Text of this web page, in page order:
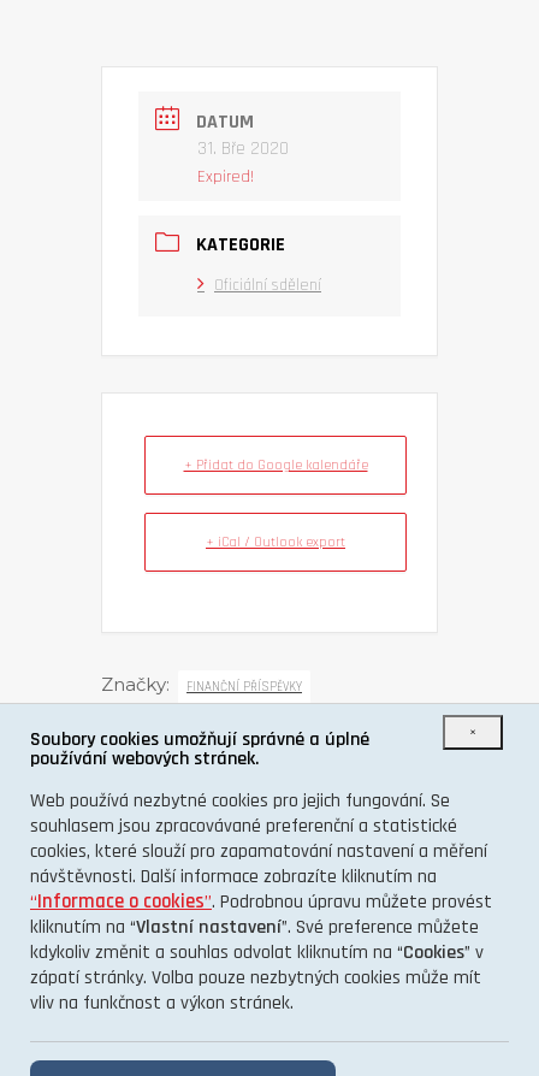
DATUM
31. Bře 2020
Expired!
KATEGORIE
Oficiální sdělení
+ Přidat do Google kalendáře
+ iCal / Outlook export
Značky: FINANČNÍ PŘÍSPĚVKY
SDÍLET TUTO UDÁLOST
O PROJEKTU
KONTAKT
×
Soubory cookies umožňují správné a úplné
používání webových stránek.
Web používá nezbytné cookies pro jejich fungování. Se
souhlasem jsou zpracovávané preferenční a statistické
cookies, které slouží pro zapamatování nastavení a měření
návštěvnosti. Další informace zobrazíte kliknutím na
“Informace o cookies”. Podrobnou úpravu můžete provést
kliknutím na “Vlastní nastavení”. Své preference můžete
kdykoliv změnit a souhlas odvolat kliknutím na “Cookies” v
zápatí stránky. Volba pouze nezbytných cookies může mít
vliv na funkčnost a výkon stránek.